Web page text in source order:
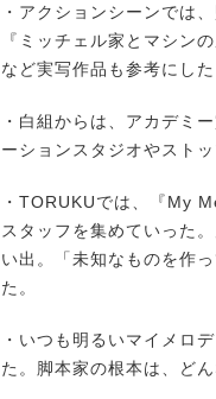
・アクションシーンでは
『ミッチェル家とマシン
など実写作品も参考にした
・白組からは、アカデミ
ーションスタジオやスト
・TORUKUでは、『My
スタッフを集めていった
い出。「未知なものを作
た。
・いつも明るいマイメロ
た。脚本家の根本は、ど